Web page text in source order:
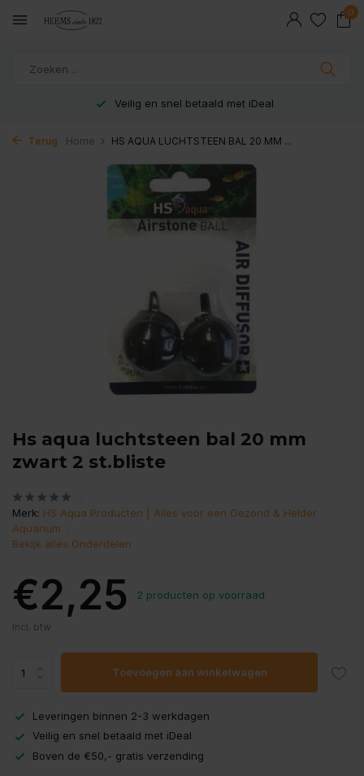
0
Veilig en snel betaald met iDeal
Terug Home HS AQUA LUCHTSTEEN BAL 20 MM ...
Hs aqua luchtsteen bal 20 mm
zwart 2 st.bliste
Merk: HS Aqua Producten | Alles voor een Gezond & Helder
Aquarium
Bekijk alles Onderdelen
€2,25 2 producten op voorraad
Incl. btw
Toevoegen aan winkelwagen
Leveringen binnen 2-3 werkdagen
Veilig en snel betaald met iDeal
Boven de €50,- gratis verzending